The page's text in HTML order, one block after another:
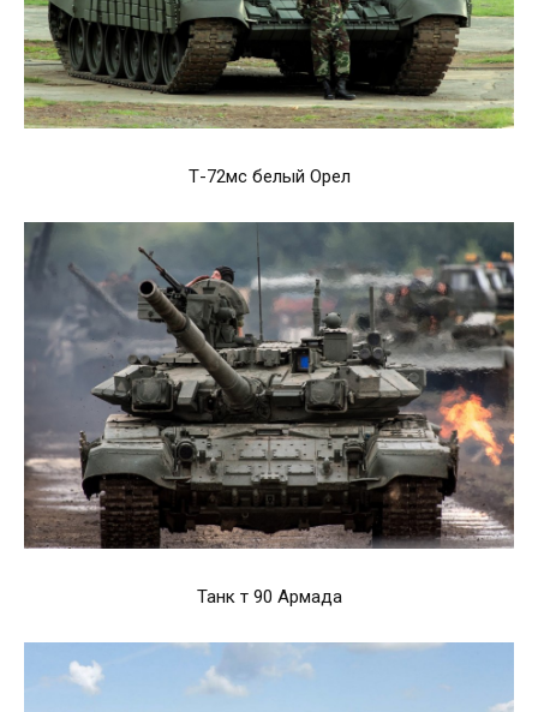
Т-72мс белый Орел
Танк т 90 Армада